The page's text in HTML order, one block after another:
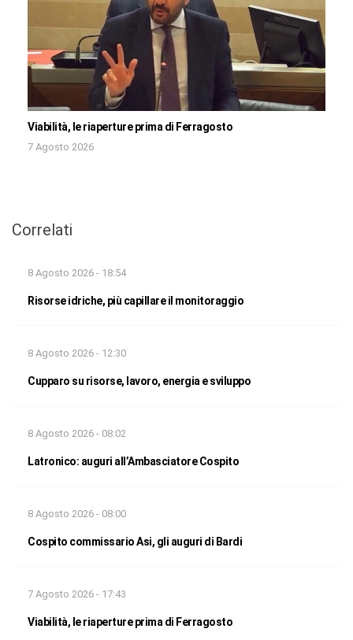
Viabilità, le riaperture prima di Ferragosto
7 Agosto 2026
Correlati
8 Agosto 2026 - 18:54
Risorse idriche, più capillare il monitoraggio
8 Agosto 2026 - 12:30
Cupparo su risorse, lavoro, energia e sviluppo
8 Agosto 2026 - 08:02
Latronico: auguri all’Ambasciatore Cospito
8 Agosto 2026 - 08:00
Cospito commissario Asi, gli auguri di Bardi
7 Agosto 2026 - 17:43
Viabilità, le riaperture prima di Ferragosto